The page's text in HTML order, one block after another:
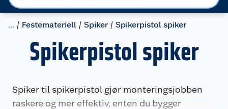
... Festemateriell Spiker Spikerpistol spiker
Spikerpistol spiker
Spiker til spikerpistol gjør monteringsjobben
raskere og mer effektiv, enten du bygger